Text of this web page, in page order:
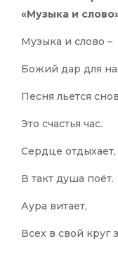
«Музыка и
Музыка и слово –
Божий дар для
Песня льется
Это счастья час.
Сердце отдыхает,
В такт душа поёт.
Аура витает,
Всех в свой круг